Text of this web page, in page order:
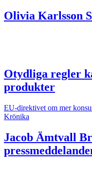
Olivia Karlsson
Otydliga regler
produkter
EU-direktivet om mer
Krönika
Jacob Ämtvall